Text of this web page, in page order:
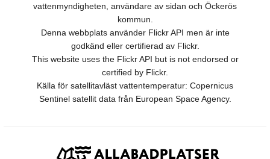
vattenmyndigheten, användare av sidan och Öckerös
kommun.
Denna webbplats använder Flickr API men är inte
godkänd eller certifierad av Flickr.
This website uses the Flickr API but is not endorsed or
certified by Flickr.
Källa för satellitavläst vattentemperatur: Copernicus
Sentinel satellit data från European Space Agency.